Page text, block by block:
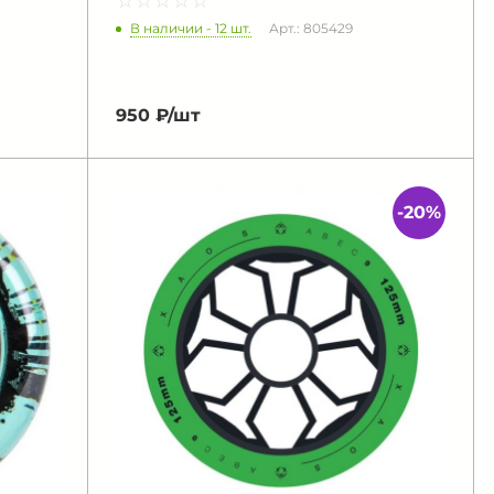
В наличии - 12 шт. Арт.: 805429
950 ₽/шт
-20%